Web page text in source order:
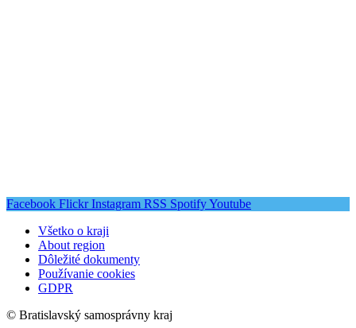
Facebook Flickr Instagram RSS SpotifyYoutube
Všetko o kraji
About region
Dôležité dokumenty
Používanie cookies
GDPR
© Bratislavský samosprávny kraj